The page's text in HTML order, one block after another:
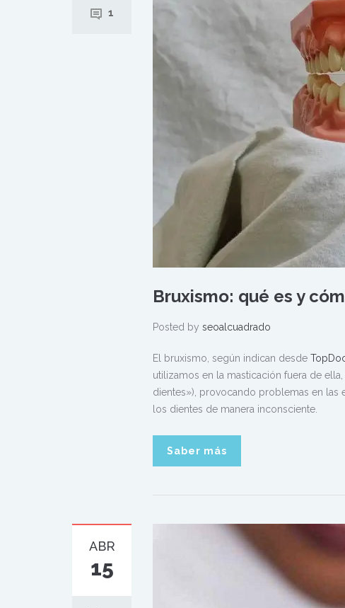
1
Bruxismo: qué es y
Posted by seoalcuadrado
El bruxismo, según indican desde
utilizamos en la masticación fuera de
dientes»), provocando problemas en las
los dientes de manera inconsciente.
Saber más
ABR
15